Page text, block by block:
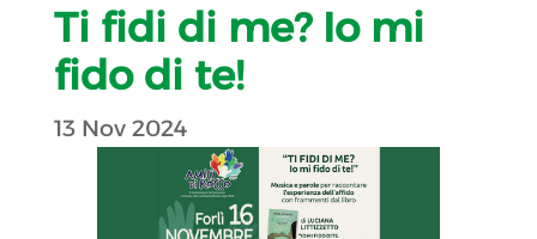
Ti fidi di me? Io mi
fido di te!
13 Nov 2024